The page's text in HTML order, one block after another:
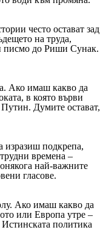
често остават зад
на труда,
писмо до Риши Сунак.
Ако имаш какво да
в която върви
Думите остават,
изразиш подкрепа,
времена –
най-важните
гласове.
Ако имаш какво да
или Европа утре –
политика